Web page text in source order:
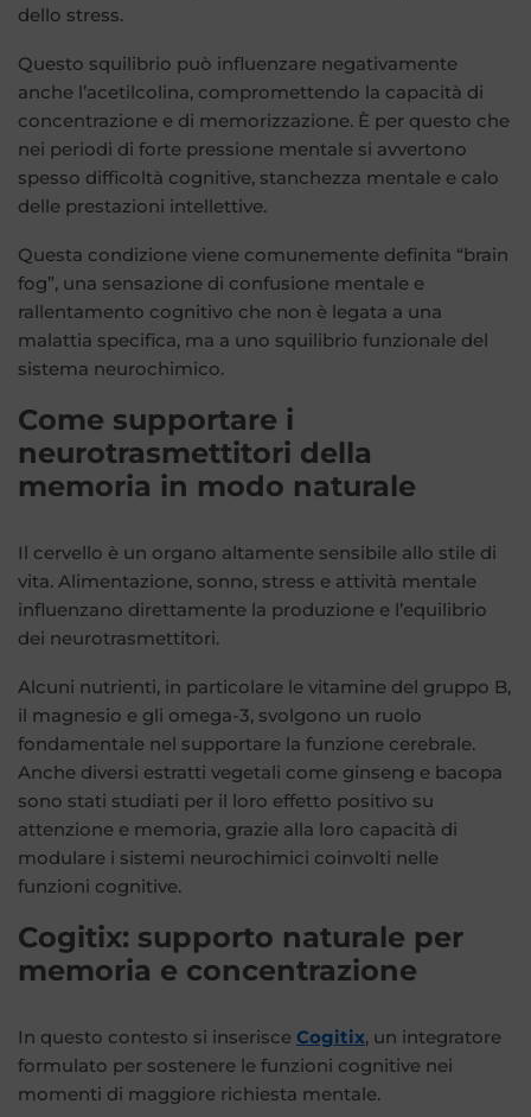
dello stress.
Questo squilibrio può influenzare negativamente
anche l’acetilcolina, compromettendo la capacità di
concentrazione e di memorizzazione. È per questo che
nei periodi di forte pressione mentale si avvertono
spesso difficoltà cognitive, stanchezza mentale e calo
delle prestazioni intellettive.
Questa condizione viene comunemente definita “brain
fog”, una sensazione di confusione mentale e
rallentamento cognitivo che non è legata a una
malattia specifica, ma a uno squilibrio funzionale del
sistema neurochimico.
Come supportare i
neurotrasmettitori della
memoria in modo naturale
Il cervello è un organo altamente sensibile allo stile di
vita. Alimentazione, sonno, stress e attività mentale
influenzano direttamente la produzione e l’equilibrio
dei neurotrasmettitori.
Alcuni nutrienti, in particolare le vitamine del gruppo B,
il magnesio e gli omega-3, svolgono un ruolo
fondamentale nel supportare la funzione cerebrale.
Anche diversi estratti vegetali come ginseng e bacopa
sono stati studiati per il loro effetto positivo su
attenzione e memoria, grazie alla loro capacità di
modulare i sistemi neurochimici coinvolti nelle
funzioni cognitive.
Cogitix: supporto naturale per
memoria e concentrazione
In questo contesto si inserisce Cogitix, un integratore
formulato per sostenere le funzioni cognitive nei
momenti di maggiore richiesta mentale.